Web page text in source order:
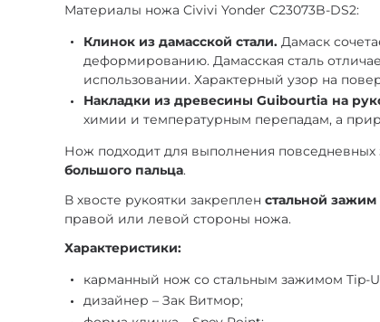
Материалы ножа Civivi Yonder C23073B-DS2:
Клинок из дамасской стали. Дамаск
деформированию. Дамасская сталь
использовании. Характерный узор на
Накладки из древесины Guibourtia на
химии и температурным перепадам, а
Нож подходит для выполнения
большого пальца.
В хвосте рукоятки закрепленстальной зажим
правой или левой стороны ножа.
Характеристики:
карманный нож со стальным зажимом Tip-
дизайнер – Зак Витмор;